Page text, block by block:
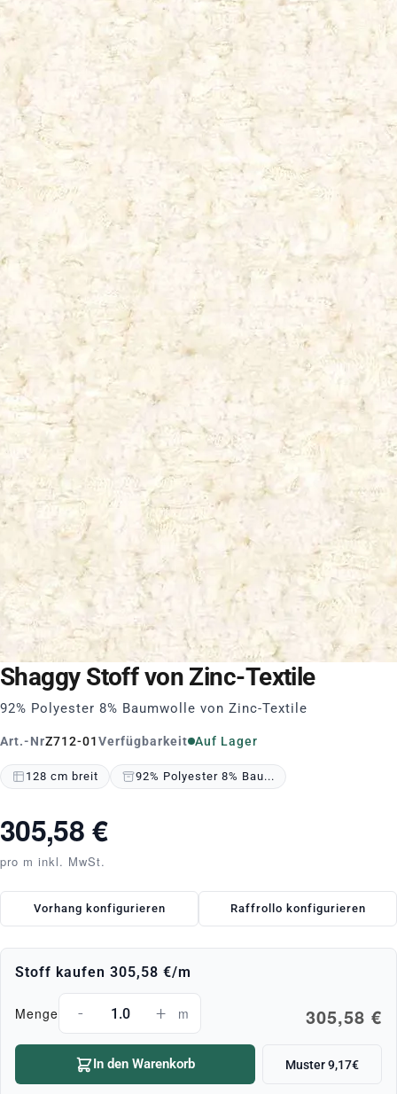
Shaggy Stoff von Zinc-Textile
92% Polyester 8% Baumwolle von Zinc-Textile
Art.-NrZ712-01Verfügbarkeit Auf Lager
128 cm breit 92% Polyester 8% Bau...
305,58 €
pro m inkl. MwSt.
Vorhang konfigurieren Raffrollo konfigurieren
Stoff kaufen 305,58 €/m
Menge - + m 305,58 €
In den Warenkorb Muster 9,17€